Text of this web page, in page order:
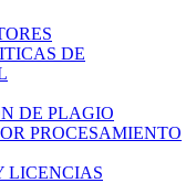
DE
DE PLAGIO
PROCESAMIENTO
LICENCIAS